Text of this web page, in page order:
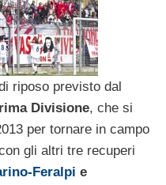
riposo previsto dal
Divisione, che si
per tornare in campo
gli altri tre recuperi
Feralpi e